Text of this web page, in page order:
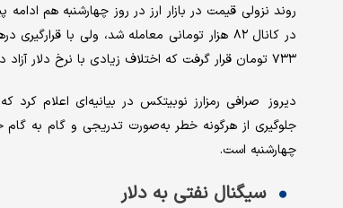
روند نزولی قیمت در بازار ارز در روز چهارشنبه هم
۷۳۳ تومان قرار گرفت که اختلاف زیادی با نرخ دلار آزاد داشت.
دیروز صرافی رمزارز نوبیتکس در بیانیه‌ای اعلام کرد
جلوگیری از هرگونه خطر به‌صورت تدریجی و گام به
چهارشنبه است.
سیگنال نفتی به دلار